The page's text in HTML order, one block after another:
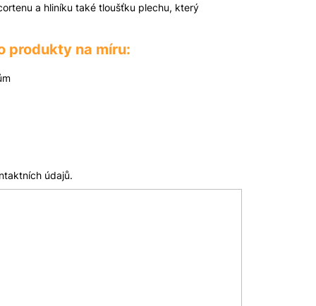
a hliníku také tloušťku plechu, který
produkty na míru:
údajů.